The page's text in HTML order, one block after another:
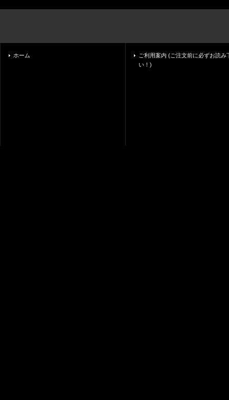
ホーム
ご利用案内 (ご注文前に必ずお読み
い！)